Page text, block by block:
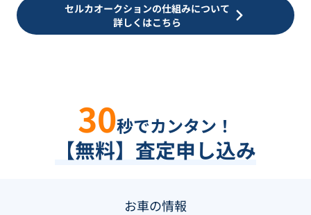
セルカオークションの仕組みについて
詳しくはこちら
30秒でカンタン！
【無料】査定申し込み
お車の情報